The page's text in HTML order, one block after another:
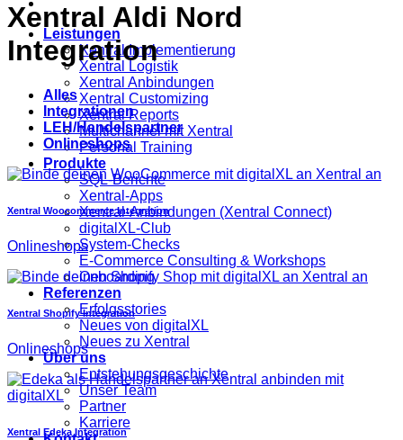
Leistungen
Xentral Implementierung
Xentral Logistik
Xentral Anbindungen
Xentral Customizing
Xentral Reports
Multichannel mit Xentral
Personal Training
Produkte
SQL-Berichte
Xentral-Apps
Xentral-Anbindungen (Xentral Connect)
digitalXL-Club
System-Checks
E-Commerce Consulting & Workshops
Onboarding
Referenzen
Erfolgsstories
Neues von digitalXL
Neues zu Xentral
Über uns
Entstehungsgeschichte
Unser Team
Partner
Karriere
Xentral Aldi Nord
Integration
Alles
Integrationen
LEH/Handelspartner
Onlineshops
Xentral Woocommerce Integration
Onlineshops
Xentral Shopify Integration
Onlineshops
Xentral Edeka Integration